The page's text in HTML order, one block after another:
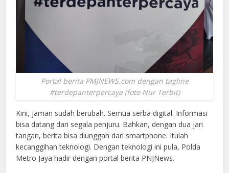
Portal berita PMJNEWS.com dengan tagline
#terdepanterpercaya (foto Nur Terbit)
Kini, jaman sudah berubah. Semua serba digital. Informasi
bisa datang dari segala penjuru. Bahkan, dengan dua jari
tangan, berita bisa diunggah dari smartphone. Itulah
kecanggihan teknologi. Dengan teknologi ini pula, Polda
Metro Jaya hadir dengan portal berita PNJNews.